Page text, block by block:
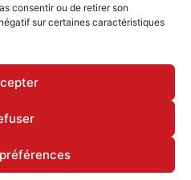
consentir ou de retirer son
sur certaines caractéristiques
de confidentialité